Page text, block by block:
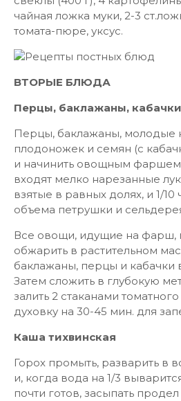
чайная ложка муки, 2-3
томата-пюре, уксус.
ВТОРЫЕ БЛЮДА
Перцы, баклажаны,
Перцы, баклажаны, молодые
плодоножек и семян (с
и начинить овощным фаршем,
входят мелко нарезанные
взятые в равных долях, и 1/10
объема петрушки и
Все овощи, идущие на фарш,
обжарить в растительном
баклажаны, перцы и кабачки
Затем сложить в глубокую
залить 2 стаканами
духовку на 30-45 мин. для
Каша тихвинская
Горох промыть, разварить в
и, когда вода на 1/3
почти готов, засыпать